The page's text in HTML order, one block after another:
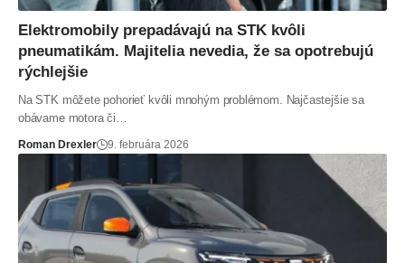
Elektromobily prepadávajú na STK kvôli
pneumatikám. Majitelia nevedia, že sa opotrebujú
rýchlejšie
Na STK môžete pohorieť kvôli mnohým problémom. Najčastejšie sa
obávame motora či…
Roman Drexler 9. februára 2026